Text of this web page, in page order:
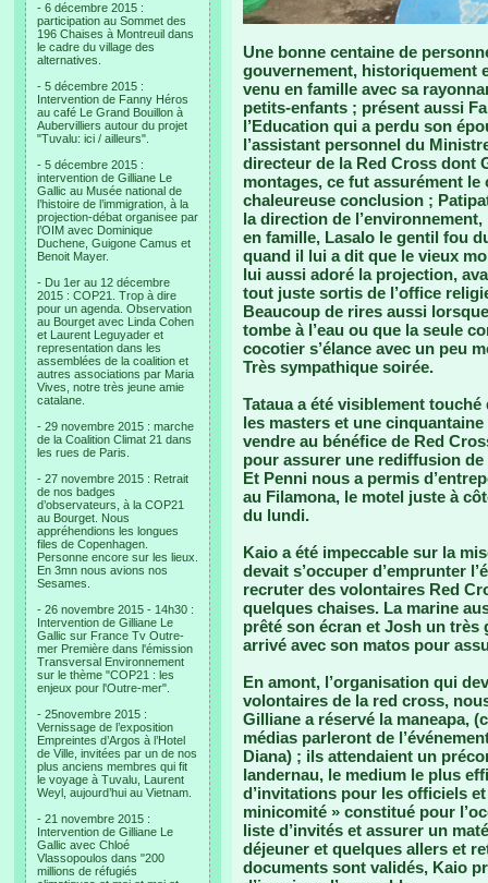
- 6 décembre 2015 :
participation au Sommet des
196 Chaises à Montreuil dans
le cadre du village des
alternatives.
- 5 décembre 2015 :
Intervention de Fanny Héros
au café Le Grand Bouillon à
Aubervilliers autour du projet
"Tuvalu: ici / ailleurs".
- 5 décembre 2015 :
intervention de Gilliane Le
Gallic au Musée national de
l’histoire de l’immigration, à la
projection-débat organisee par
l’OIM avec Dominique
Duchene, Guigone Camus et
Benoit Mayer.
- Du 1er au 12 décembre
2015 : COP21. Trop à dire
pour un agenda. Observation
au Bourget avec Linda Cohen
et Laurent Leguyader et
representation dans les
assemblées de la coalition et
autres associations par Maria
Vives, notre très jeune amie
catalane.
- 29 novembre 2015 : marche
de la Coalition Climat 21 dans
les rues de Paris.
- 27 novembre 2015 : Retrait
de nos badges
d’observateurs, à la COP21
au Bourget. Nous
appréhendions les longues
files de Copenhagen.
Personne encore sur les lieux.
En 3mn nous avions nos
Sesames.
- 26 novembre 2015 - 14h30 :
Intervention de Gilliane Le
Gallic sur France Tv Outre-
mer Première dans l'émission
Transversal Environnement
sur le thème "COP21 : les
enjeux pour l'Outre-mer".
- 25novembre 2015 :
Vernissage de l’exposition
Empreintes d’Argos à l’Hotel
de Ville, invitées par un de nos
plus anciens membres qui fit
le voyage à Tuvalu, Laurent
Weyl, aujourd’hui au Vietnam.
- 21 novembre 2015 :
Intervention de Gilliane Le
Gallic avec Chloé
Vlassopoulos dans "200
millions de réfugiés
Une bonne centaine de
gouvernement, historiquement
venu en famille avec sa
petits-enfants ; présent aussi
l’Education qui a perdu son
l’assistant personnel du
directeur de la Red Cross dont
montages, ce fut assurément
chaleureuse conclusion ;
la direction de
en famille, Lasalo le gentil fou
quand il lui a dit que le vieux
lui aussi adoré la projection,
tout juste sortis de l’office
Beaucoup de rires aussi
tombe à l’eau ou que la seule
cocotier s’élance avec un peu
Très sympathique soirée.
Tataua a été visiblement
les masters et une
vendre au bénéfice de Red
pour assurer une rediffusion
Et Penni nous a permis
au Filamona, le motel juste à
du lundi.
Kaio a été impeccable sur la
devait s’occuper d’emprunter
recruter des volontaires Red
quelques chaises. La marine
prêté son écran et Josh un très
arrivé avec son matos pour
En amont, l’organisation qui
volontaires de la red cross,
Gilliane a réservé la maneapa,
médias parleront de
Diana) ; ils attendaient un
landernau, le medium le plus
d’invitations pour les officiels
minicomité » constitué pour
liste d’invités et assurer un
déjeuner et quelques allers et
documents sont validés, Kaio